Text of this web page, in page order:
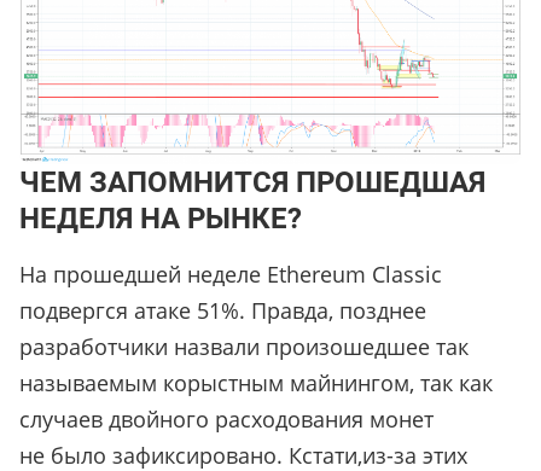
ЧЕМ ЗАПОМНИТСЯ ПРОШЕДШАЯ
НЕДЕЛЯ НА РЫНКЕ?
На прошедшей неделе Ethereum Classic
подвергся атаке 51%. Правда, позднее
разработчики назвали произошедшее так
называемым корыстным майнингом, так как
случаев двойного расходования монет
не было зафиксировано. Кстати,из-за этих